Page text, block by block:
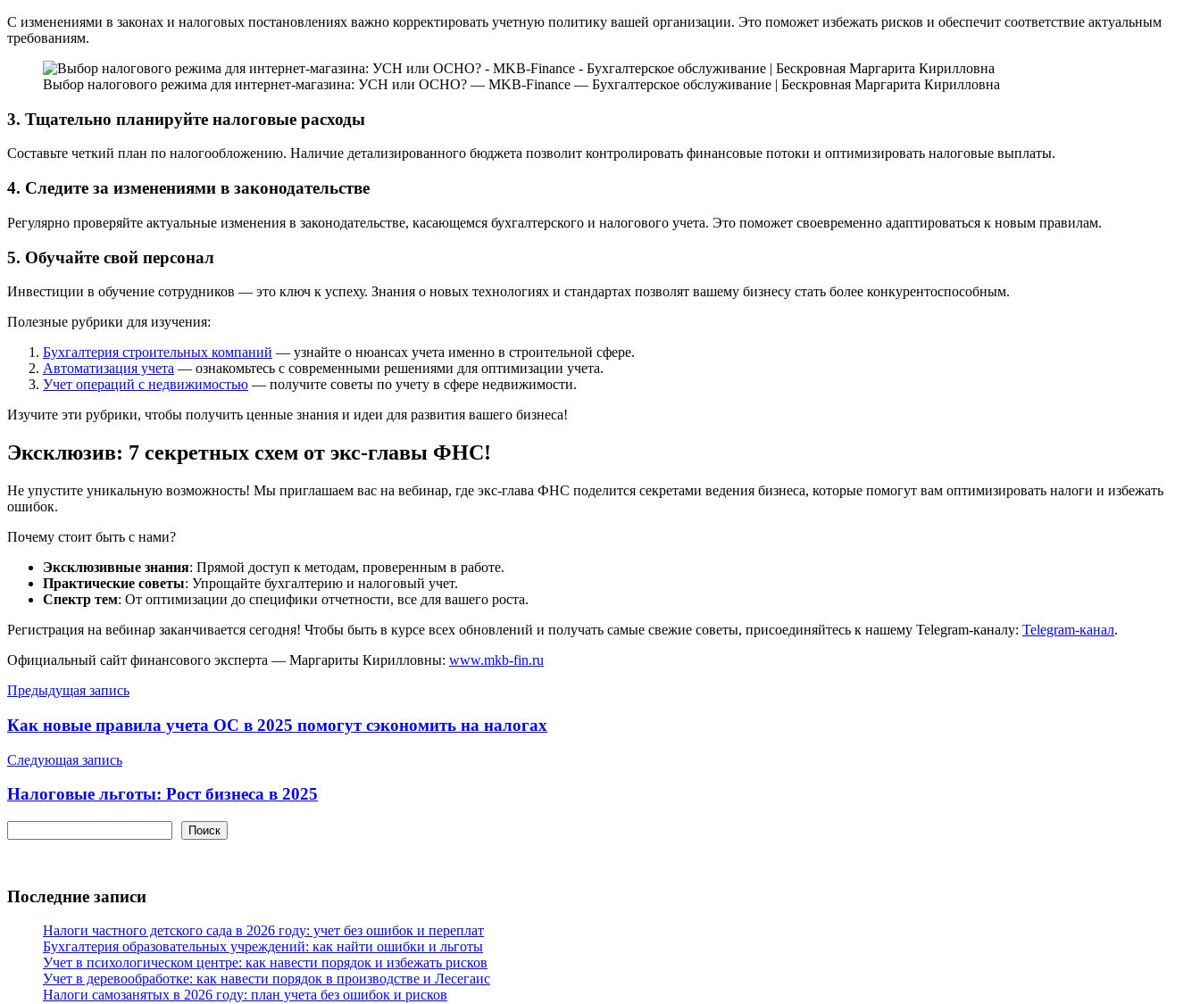
С изменениями в законах и налоговых постановлениях важно корректировать учетную политику вашей организации. Это поможет избежать рисков и обеспечит соответствие актуальным
требованиям.
Выбор налогового режима для интернет-магазина: УСН или ОСНО? — MKB-Finance — Бухгалтерское обслуживание | Бескровная Маргарита Кирилловна
3. Тщательно планируйте налоговые расходы
Составьте четкий план по налогообложению. Наличие детализированного бюджета позволит контролировать финансовые потоки и оптимизировать налоговые выплаты.
4. Следите за изменениями в законодательстве
Регулярно проверяйте актуальные изменения в законодательстве, касающемся бухгалтерского и налогового учета. Это поможет своевременно адаптироваться к новым правилам.
5. Обучайте свой персонал
Инвестиции в обучение сотрудников — это ключ к успеху. Знания о новых технологиях и стандартах позволят вашему бизнесу стать более конкурентоспособным.
Полезные рубрики для изучения:
Бухгалтерия строительных компаний — узнайте о нюансах учета именно в строительной сфере.
Автоматизация учета — ознакомьтесь с современными решениями для оптимизации учета.
Учет операций с недвижимостью — получите советы по учету в сфере недвижимости.
Изучите эти рубрики, чтобы получить ценные знания и идеи для развития вашего бизнеса!
Эксклюзив: 7 секретных схем от экс-главы ФНС!
Не упустите уникальную возможность! Мы приглашаем вас на вебинар, где экс-глава ФНС поделится секретами ведения бизнеса, которые помогут вам оптимизировать налоги и избежать
ошибок.
Почему стоит быть с нами?
Эксклюзивные знания: Прямой доступ к методам, проверенным в работе.
Практические советы: Упрощайте бухгалтерию и налоговый учет.
Спектр тем: От оптимизации до специфики отчетности, все для вашего роста.
Регистрация на вебинар заканчивается сегодня! Чтобы быть в курсе всех обновлений и получать самые свежие советы, присоединяйтесь к нашему Telegram-каналу: Telegram-канал.
Официальный сайт финансового эксперта — Маргариты Кирилловны: www.mkb-fin.ru
Навигация
по
Предыдущая запись
Как новые правила учета ОС в 2025 помогут сэкономить на налогах
Следующая запись
Налоговые льготы: Рост бизнеса в 2025
Поиск
Последние записи
Налоги частного детского сада в 2026 году: учет без ошибок и переплат
Бухгалтерия образовательных учреждений: как найти ошибки и льготы
Учет в психологическом центре: как навести порядок и избежать рисков
Учет в деревообработке: как навести порядок в производстве и Лесегаис
Налоги самозанятых в 2026 году: план учета без ошибок и рисков